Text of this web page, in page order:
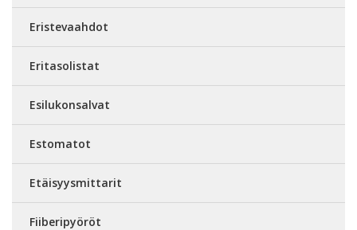
Eristevaahdot
Eritasolistat
Esilukonsalvat
Estomatot
Etäisyysmittarit
Fiiberipyöröt